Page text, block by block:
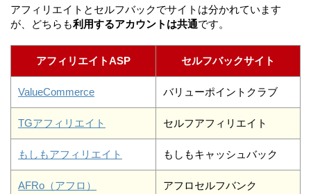
アフィリエイトとセルフバックでサイトは分かれています
が、どちらも利用するアカウントは共通です。
アフィリエイトASP セルフバックサイト
ValueCommerce バリューポイントクラブ
TGアフィリエイト セルフアフィリエイト
もしもアフィリエイト もしもキャッシュバック
AFRo（アフロ） アフロセルフバンク